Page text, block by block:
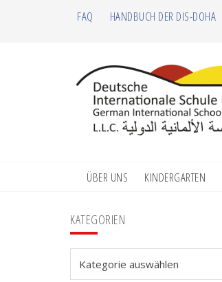
FAQ HANDBUCH DER DIS-DOHA
ÜBER UNS KINDERGARTEN
Seitenspalte
KATEGORIEN